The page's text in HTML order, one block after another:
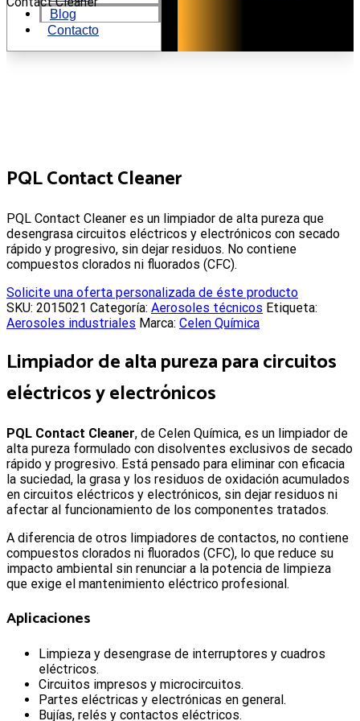
Blog
Contacto
contenido
PQL Contact Cleaner
PQL Contact Cleaner es un limpiador de alta pureza que
desengrasa circuitos eléctricos y electrónicos con secado
rápido y progresivo, sin dejar residuos. No contiene
compuestos clorados ni fluorados (CFC).
Solicite una oferta personalizada de éste producto
SKU: 2015021 Categoría: Aerosoles técnicos Etiqueta:
Aerosoles industriales Marca: Celen Química
Limpiador de alta pureza para circuitos
eléctricos y electrónicos
PQL Contact Cleaner, de Celen Química, es un limpiador de
alta pureza formulado con disolventes exclusivos de secado
rápido y progresivo. Está pensado para eliminar con eficacia
la suciedad, la grasa y los residuos de oxidación acumulados
en circuitos eléctricos y electrónicos, sin dejar residuos ni
afectar al funcionamiento de los componentes tratados.
A diferencia de otros limpiadores de contactos, no contiene
compuestos clorados ni fluorados (CFC), lo que reduce su
impacto ambiental sin renunciar a la potencia de limpieza
que exige el mantenimiento eléctrico profesional.
Aplicaciones
Limpieza y desengrase de interruptores y cuadros
eléctricos.
Circuitos impresos y microcircuitos.
Partes eléctricas y electrónicas en general.
Bujías, relés y contactos eléctricos.